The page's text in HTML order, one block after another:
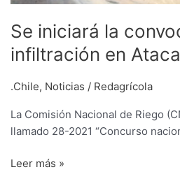
Se iniciará la
infiltración en
.Chile, Noticias / Redagrícola
La Comisión Nacional de Riego
llamado 28-2021 “Concurso
Leer más »